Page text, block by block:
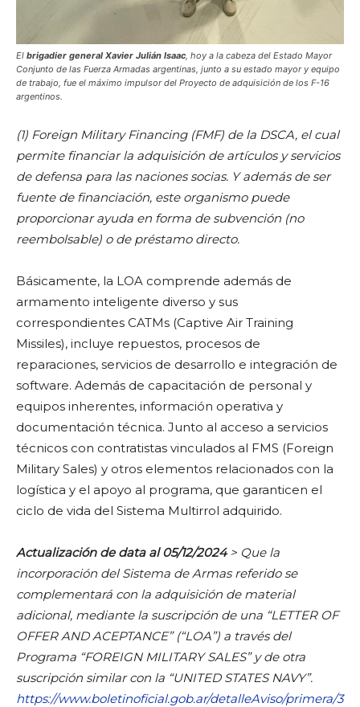
El brigadier general Xavier Julián Isaac , hoy a la cabeza del Estado Mayor
Conjunto de las Fuerza Armadas argentinas, junto a su estado mayor y equipo
de trabajo, fue el máximo impulsor del Proyecto de adquisición de los F-16
argentinos.
(1) Foreign Military Financing (FMF) de la DSCA, el cual
permite financiar la adquisición de artículos y servicios
de defensa para las naciones socias. Y además de ser
fuente de financiación, este organismo puede
proporcionar ayuda en forma de subvención (no
reembolsable) o de préstamo directo.
Básicamente, la LOA comprende además de
armamento inteligente diverso y sus
correspondientes CATMs (Captive Air Training
Missiles), incluye repuestos, procesos de
reparaciones, servicios de desarrollo e integración de
software. Además de capacitación de personal y
equipos inherentes, información operativa y
documentación técnica. Junto al acceso a servicios
técnicos con contratistas vinculados al FMS (Foreign
Military Sales) y otros elementos relacionados con la
logística y el apoyo al programa, que garanticen el
ciclo de vida del Sistema Multirrol adquirido.
Actualización de data al 05/12/2024> Que la
incorporación del Sistema de Armas referido se
complementará con la adquisición de material
adicional, mediante la suscripción de una “LETTER OF
OFFER AND ACEPTANCE” (“LOA”) a través del
Programa “FOREIGN MILITARY SALES” y de otra
suscripción similar con la “UNITED STATES NAVY”.
https://www.boletinoficial.gob.ar/detalleAviso/primera/3